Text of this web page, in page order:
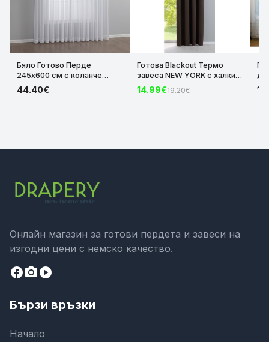
Бяло Готово Перде
245х600 см с коланче
Воал-Батиста „Виена“ Уейв
Ширит Лента и Оловна
44.40€
Готова Blackout Термо
завеса NEW YORK с халки
за Тръбен Корниз,
затъмняваща,
14.99€19.20€
Онлайн магазин за готови пердета и завеси на
изгодни цени с немско качество.
facebookcamera_altplay_circle
Бързи връзки
Начало